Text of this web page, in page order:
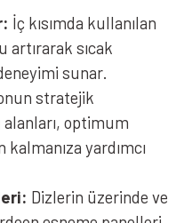
İç kısımda kullanılan
sıcak
sunar.
stratejik
optimum
yardımcı
Dizlerin üzerinde ve